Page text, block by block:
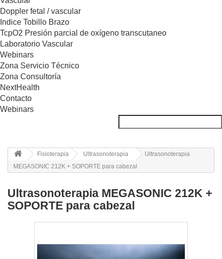
Doppler fetal / vascular
Indice Tobillo Brazo
TcpO2 Presión parcial de oxígeno transcutaneo
Laboratorio Vascular
Webinars
Zona Servicio Técnico
Zona Consultoría
NextHealth
Contacto
Webinars
Fisioterapia Ultrasonoterapia
Ultrasonoterapia
MEGASONIC 212K + SOPORTE para cabezal
Ultrasonoterapia MEGASONIC 212K +
SOPORTE para cabezal